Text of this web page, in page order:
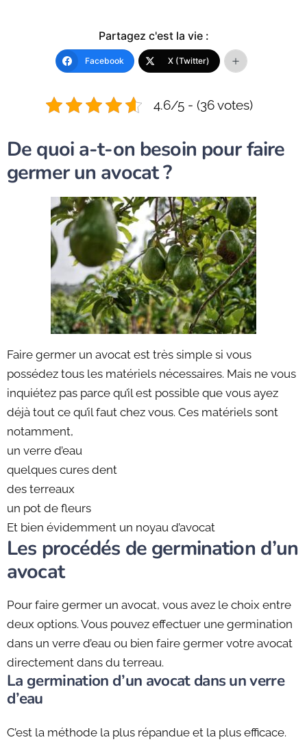
Partagez c'est la vie :
Facebook X (Twitter)
4.6/5 - (36 votes)
De quoi a-t-on besoin pour faire
germer un avocat ?
Faire germer un avocat est très simple si vous
possédez tous les matériels nécessaires. Mais ne vous
inquiétez pas parce qu’il est possible que vous ayez
déjà tout ce qu’il faut chez vous. Ces matériels sont
notamment,
un verre d’eau
quelques cures dent
des terreaux
un pot de fleurs
Et bien évidemment un noyau d’avocat
Les procédés de germination d’un
avocat
Pour faire germer un avocat, vous avez le choix entre
deux options. Vous pouvez effectuer une germination
dans un verre d’eau ou bien faire germer votre avocat
directement dans du terreau.
La germination d’un avocat dans un verre
d’eau
C’est la méthode la plus répandue et la plus efficace.